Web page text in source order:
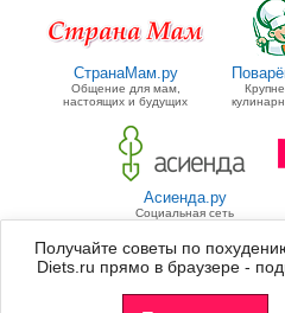
СтранаМам.ру
Общение для мам,
настоящих и будущих
Асиенда.ру
Социальная сеть
Группа «МедиаФорт» управляет 11
Получайте советы по
Diets.ru прямо в браузере -